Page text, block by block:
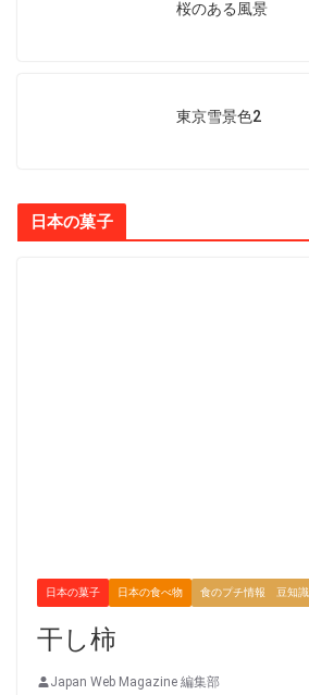
桜のある風景
東京雪景色2
日本の菓子
日本の菓子 日本の食べ物 食のプチ情報 豆知識
干し柿
Japan Web Magazine 編集部